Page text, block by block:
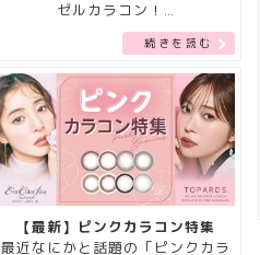
ゼルカラコン！…
続きを読む
【最新】ピンクカラコン特集
最近なにかと話題の「ピンクカラ